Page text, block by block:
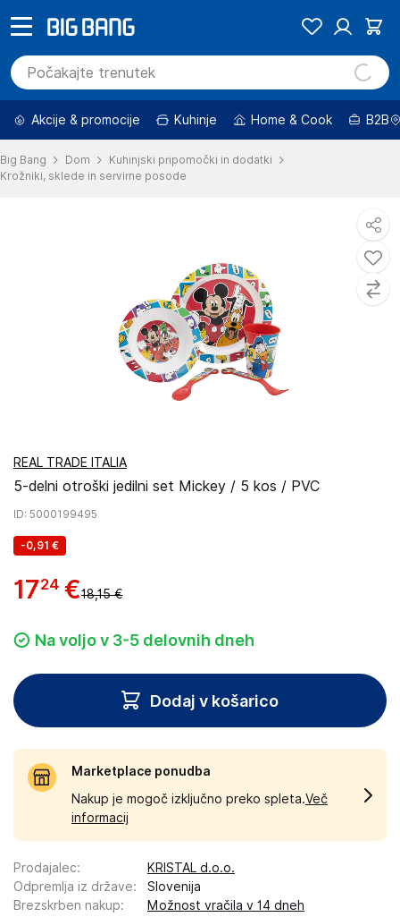
Akcije & promocije Kuhinje Home & Cook B2B
Big Bang Dom
Kuhinjski pripomočki in dodatki
Krožniki, sklede in servirne posode
REAL TRADE ITALIA
5-delni otroški jedilni set Mickey / 5 kos / PVC
ID: 5000199495
-0,91 €
1724 €18,15 €
Na voljo v 3-5 delovnih dneh
Dodaj v košarico
Marketplace ponudba
Nakup je mogoč izključno preko spleta.Več
informacij
Prodajalec:
KRISTAL d.o.o.
Odpremlja iz države:
Slovenija
Brezskrben nakup: Možnost vračila v 14 dneh